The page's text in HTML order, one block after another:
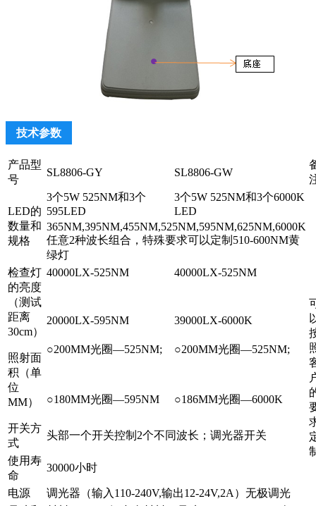
技术参数
产品型
号
SL8806-GY SL8806-GW
LED的
数量和
规格
3个5W 525NM和3个
595LED
3个5W 525NM和3个6000K
LED
365NM,395NM,455NM,525NM,595NM,625NM,6000K
任意2种波长组合，特殊要求可以定制510-600NM黄
绿灯
检查灯
的亮度
（测试
距离
30cm）
40000LX-525NM
20000LX-595NM
40000LX-525NM
39000LX-6000K
照射面
积（单
位
MM）
○200MM光圈—525NM;
○180MM光圈—595NM
○200MM光圈—525NM;
○186MM光圈—6000K
开关方
式
头部一个开关控制2个不同波长；调光器开关
使用寿
命
30000小时
电源
调光器（输入110-240V,输出12-24V,2A）无极调光